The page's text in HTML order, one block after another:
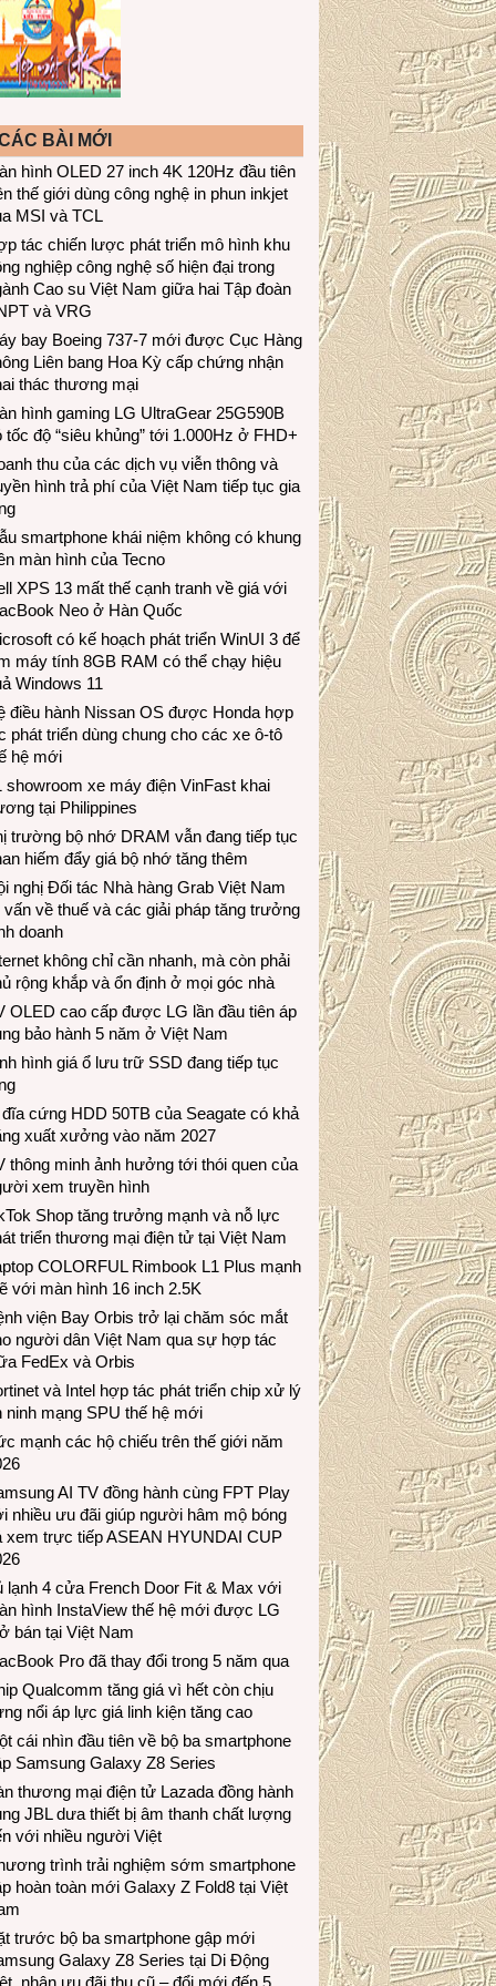
BÀI MỚI
hình OLED 27 inch 4K 120Hz đầu tiên
thế giới dùng công nghệ in phun inkjet
MSI và TCL
tác chiến lược phát triển mô hình khu
nghiệp công nghệ số hiện đại trong
Cao su Việt Nam giữa hai Tập đoàn
và VRG
bay Boeing 737-7 mới được Cục Hàng
Liên bang Hoa Kỳ cấp chứng nhận
thác thương mại
hình gaming LG UltraGear 25G590B
tốc độ “siêu khủng” tới 1.000Hz ở FHD+
thu của các dịch vụ viễn thông và
hình trả phí của Việt Nam tiếp tục gia
smartphone khái niệm không có khung
màn hình của Tecno
XPS 13 mất thế cạnh tranh về giá với
Neo ở Hàn Quốc
có kế hoạch phát triển WinUI 3 để
máy tính 8GB RAM có thể chạy hiệu
Windows 11
điều hành Nissan OS được Honda hợp
phát triển dùng chung cho các xe ô-tô
hệ mới
showroom xe máy điện VinFast khai
tại Philippines
trường bộ nhớ DRAM vẫn đang tiếp tục
hiếm đẩy giá bộ nhớ tăng thêm
nghị Đối tác Nhà hàng Grab Việt Nam
về thuế và các giải pháp tăng trưởng
doanh
không chỉ cần nhanh, mà còn phải
rộng khắp và ổn định ở mọi góc nhà
OLED cao cấp được LG lần đầu tiên áp
bảo hành 5 năm ở Việt Nam
hình giá ổ lưu trữ SSD đang tiếp tục
cứng HDD 50TB của Seagate có khả
xuất xưởng vào năm 2027
thông minh ảnh hưởng tới thói quen của
xem truyền hình
Shop tăng trưởng mạnh và nỗ lực
triển thương mại điện tử tại Việt Nam
COLORFUL Rimbook L1 Plus mạnh
với màn hình 16 inch 2.5K
viện Bay Orbis trở lại chăm sóc mắt
người dân Việt Nam qua sự hợp tác
FedEx và Orbis
và Intel hợp tác phát triển chip xử lý
ninh mạng SPU thế hệ mới
mạnh các hộ chiếu trên thế giới năm
AI TV đồng hành cùng FPT Play
nhiều ưu đãi giúp người hâm mộ bóng
xem trực tiếp ASEAN HYUNDAI CUP
lạnh 4 cửa French Door Fit & Max với
hình InstaView thế hệ mới được LG
bán tại Việt Nam
Pro đã thay đổi trong 5 năm qua
Qualcomm tăng giá vì hết còn chịu
nổi áp lực giá linh kiện tăng cao
cái nhìn đầu tiên về bộ ba smartphone
Samsung Galaxy Z8 Series
thương mại điện tử Lazada đồng hành
JBL dưa thiết bị âm thanh chất lượng
với nhiều người Việt
trình trải nghiệm sớm smartphone
hoàn toàn mới Galaxy Z Fold8 tại Việt
trước bộ ba smartphone gập mới
Galaxy Z8 Series tại Di Động
nhận ưu đãi thu cũ – đổi mới đến 5